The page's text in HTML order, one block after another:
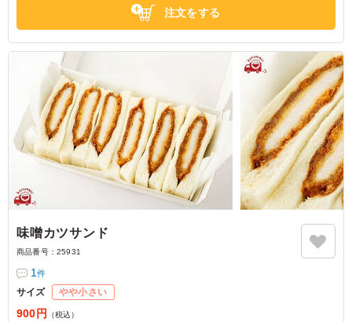
注文をする
味噌カツサンド
商品番号： 25931
1件
サイズ やや小さい
900円 （税込）